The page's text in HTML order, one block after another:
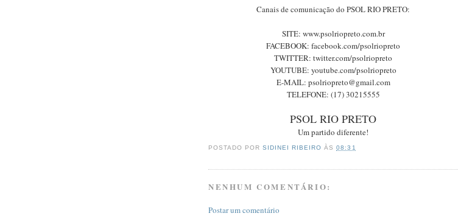
Canais de comunicação do PSOL RIO PRETO:
SITE: www.psolriopreto.com.br
FACEBOOK: facebook.com/psolriopreto
TWITTER: twitter.com/psolriopreto
YOUTUBE: youtube.com/psolriopreto
E-MAIL: psolriopreto@gmail.com
TELEFONE: (17) 30215555
PSOL RIO PRETO
Um partido diferente!
POSTADO PORSIDINEI RIBEIRO ÀS08:31
NENHUM COMENTÁRIO:
Postar um comentário